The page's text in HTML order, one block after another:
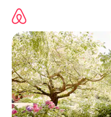
kwenda
kwenye
maudhui